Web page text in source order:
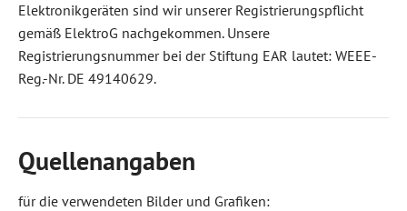
Elektronikgeräten sind wir unserer Registrierungspflicht
gemäß ElektroG nachgekommen. Unsere
Registrierungsnummer bei der Stiftung EAR lautet: WEEE-
Reg.-Nr. DE 49140629.
Quellenangaben
für die verwendeten Bilder und Grafiken: